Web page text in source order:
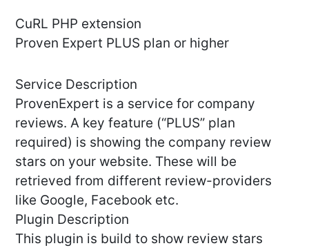
CuRL PHP extension
Proven Expert PLUS plan or higher
Service Description
ProvenExpert is a service for company
reviews. A key feature (“PLUS” plan
required) is showing the company review
stars on your website. These will be
retrieved from different review-providers
like Google, Facebook etc.
Plugin Description
This plugin is build to show review stars